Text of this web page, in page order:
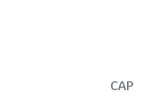
CAP